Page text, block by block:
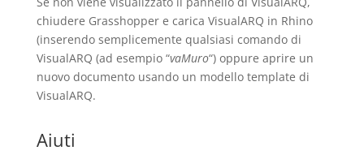
chiudere Grasshopper e carica VisualARQ in Rhino
(inserendo semplicemente qualsiasi comando di
VisualARQ (ad esempio “vaMuro“) oppure aprire un
nuovo documento usando un modello template di
VisualARQ.
Aiuti